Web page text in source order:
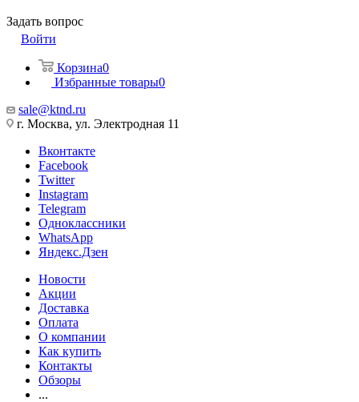
Задать вопрос
Войти
Корзина0
Избранные товары0
sale@ktnd.ru
г. Москва, ул. Электродная 11
Вконтакте
Facebook
Twitter
Instagram
Telegram
Одноклассники
WhatsApp
Яндекс.Дзен
Новости
Акции
Доставка
Оплата
О компании
Как купить
Контакты
Обзоры
...